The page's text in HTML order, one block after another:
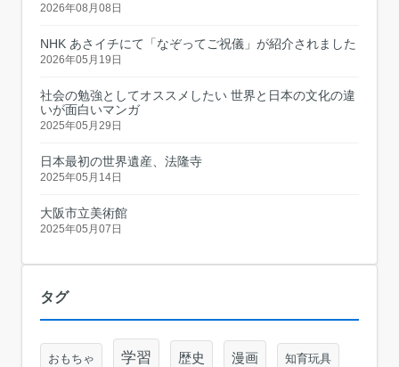
2026年08月08日
NHK あさイチにて「なぞってご祝儀」が紹介されました
2026年05月19日
社会の勉強としてオススメしたい 世界と日本の文化の違
いが面白いマンガ
2025年05月29日
日本最初の世界遺産、法隆寺
2025年05月14日
大阪市立美術館
2025年05月07日
タグ
おもちゃ 学習 歴史 漫画 知育玩具